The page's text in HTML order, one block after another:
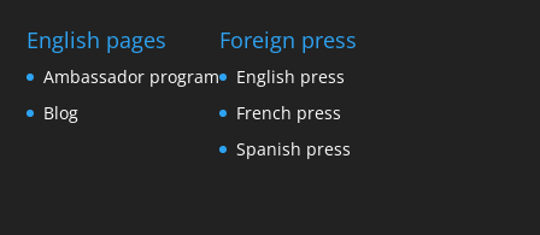
English pages
Ambassador program
Blog
Foreign press
English press
French press
Spanish press